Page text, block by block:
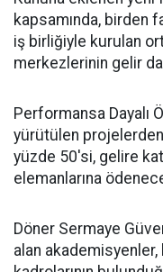
kapsamında, birden
iş birliğiyle kurulan
merkezlerinin gelir
​Performansa Dayalı
yürütülen
yüzde 50'si, gelire
elemanlarına
​Döner Sermaye
alan